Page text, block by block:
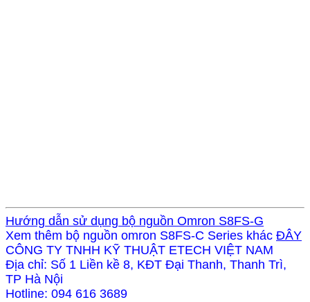
Hướng dẫn sử dụng bộ nguồn Omron S8FS-G
Xem thêm bộ nguồn omron S8FS-C Series khác ĐÂY
CÔNG TY TNHH KỸ THUẬT ETECH VIỆT NAM
Địa chỉ: Số 1 Liền kề 8, KĐT Đại Thanh, Thanh Trì,
TP Hà Nội
Hotline: 094 616 3689